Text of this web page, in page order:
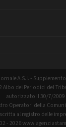
A.S.I. -
Albo dei Periodici del
autorizzato il 30/7/2009
Operatori della
al registro delle
- 2026